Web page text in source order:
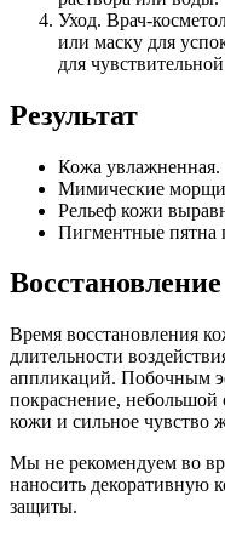
Уход. Врач-
или маску для
для
Результат
Кожа увлажненная.
Мимические
Рельеф кожи
Пигментные пятна
Восстановление
Время восстановления
длительности
аппликаций. Побочным
покраснение, небольшой
кожи и сильное чувство
Мы не рекомендуем во
наносить декоративную
защиты.